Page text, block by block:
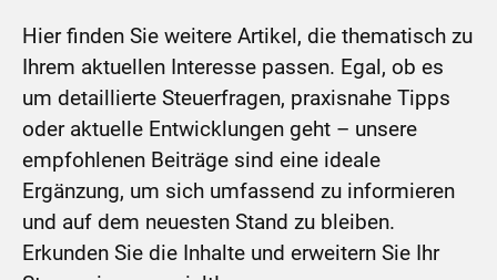
Hier finden Sie weitere Artikel, die thematisch zu
Ihrem aktuellen Interesse passen. Egal, ob es
um detaillierte Steuerfragen, praxisnahe Tipps
oder aktuelle Entwicklungen geht – unsere
empfohlenen Beiträge sind eine ideale
Ergänzung, um sich umfassend zu informieren
und auf dem neuesten Stand zu bleiben.
Erkunden Sie die Inhalte und erweitern Sie Ihr